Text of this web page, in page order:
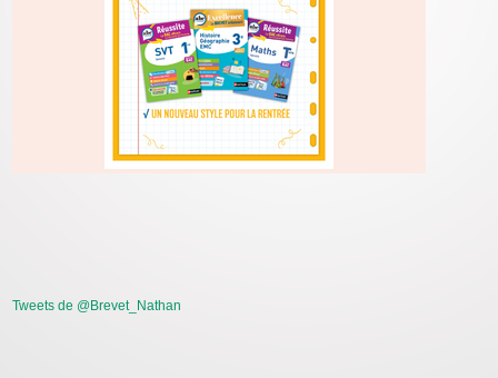
Tweets de @Brevet_Nathan